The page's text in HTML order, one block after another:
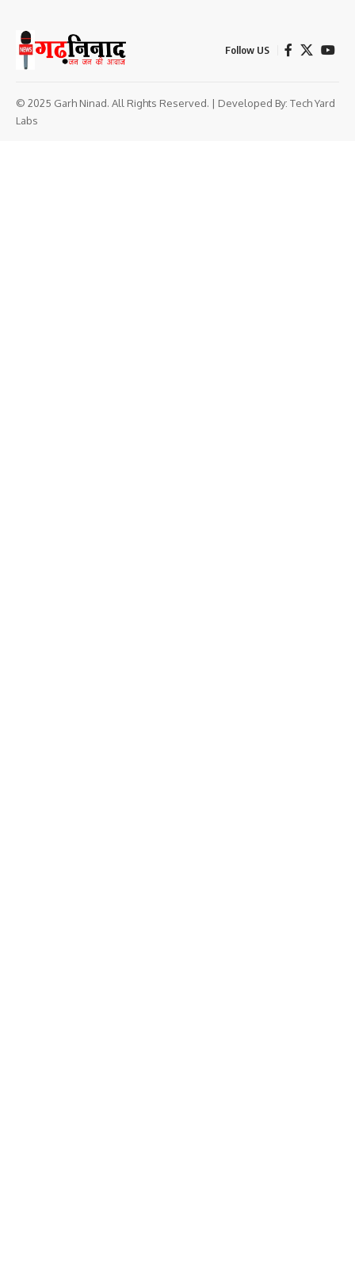
Follow US
© 2025 Garh Ninad. All Rights Reserved. | Developed By: Tech Yard
Labs